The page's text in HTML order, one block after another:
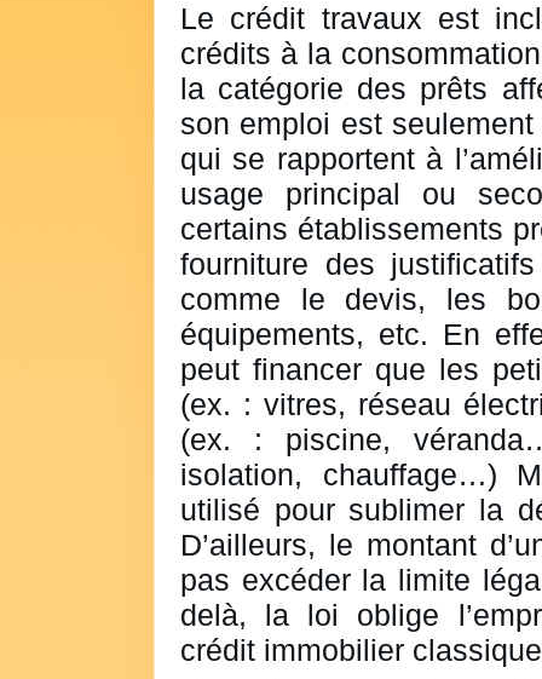
Le crédit travaux est
crédits à la
la catégorie des prêts
son emploi est
qui se rapportent à
usage principal ou
certains établissements
fourniture des
comme le devis, les
équipements, etc. En
peut financer que les
(ex. : vitres, réseau
(ex. : piscine,
isolation, chauffage…)
utilisé pour sublimer la
D’ailleurs, le montant
pas excéder la limite
delà, la loi oblige
crédit immobilier